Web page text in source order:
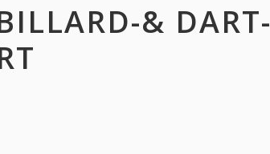
& DART-